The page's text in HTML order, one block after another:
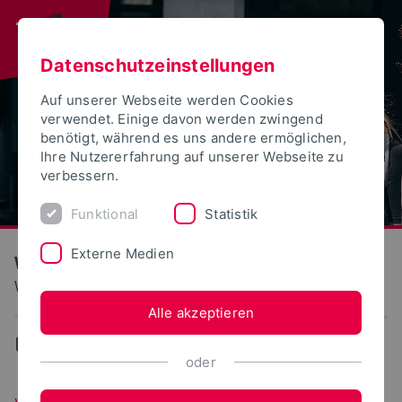
Wirtschaftswissenschaften
Wirtschaftsinformatik
Datenschutzeinstellungen
Auf unserer Webseite werden Cookies
verwendet. Einige davon werden zwingend
benötigt, während es uns andere ermöglichen,
Ihre Nutzererfahrung auf unserer Webseite zu
verbessern.
Funktional Statistik
Externe Medien
Alle akzeptieren
oder